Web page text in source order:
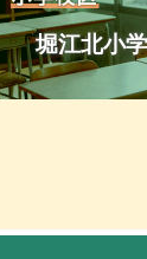
堀江北小